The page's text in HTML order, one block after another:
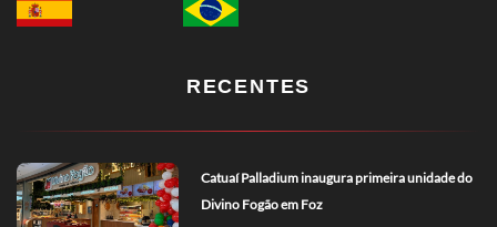
RECENTES
Catuaí Palladium inaugura primeira unidade do
Divino Fogão em Foz